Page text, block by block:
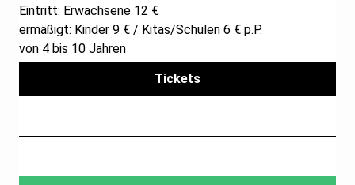
Eintritt: Erwachsene 12 €
ermäßigt: Kinder 9 € / Kitas/Schulen 6 € p.P.
von 4 bis 10 Jahren
Tickets